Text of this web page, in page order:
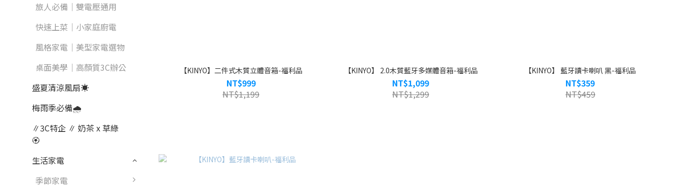
旅人必備｜雙電壓通用
快速上菜｜小家庭廚電
風格家電｜美型家電選物
桌面美學｜高顏質3C辦公
盛夏清涼風扇☀️
梅雨季必備🌧️
∥3C特企 ∥ 奶茶 x 草綠
🏵
生活家電
季節家電
【KINYO】二件式木質立體音箱-福利品
NT$999
NT$1,199
【KINYO】 2.0木質藍牙多媒體音箱-福利品
NT$1,099
NT$1,299
【KINYO】 藍牙讀卡喇叭 黑-福利品
NT$359
NT$459